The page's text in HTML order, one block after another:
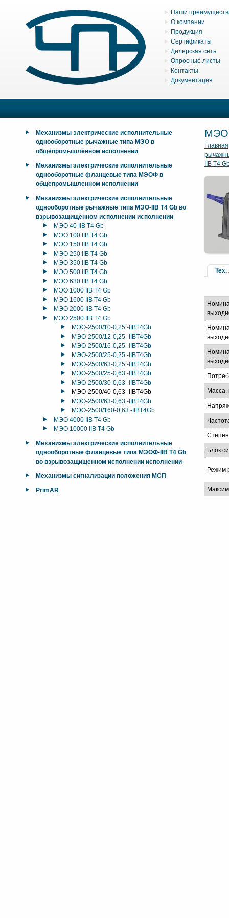
Наши
О компании
Продукция
Сертификаты
Дилерская сеть
Опросные листы
Контакты
Документация
Механизмы электрические исполнительные
однооборотные рычажные типа МЭО в
общепромышленном исполнении
Механизмы электрические исполнительные
однооборотные фланцевые типа МЭОФ в
общепромышленном исполнении
Механизмы электрические исполнительные
однооборотные рычажные типа МЭО-IIB T4 Gb во
взрывозащищенном исполнении исполнении
МЭО 40 IIB T4 Gb
МЭО 100 IIB T4 Gb
МЭО 150 IIB T4 Gb
МЭО 250 IIB T4 Gb
МЭО 350 IIB T4 Gb
МЭО 500 IIB T4 Gb
МЭО 630 IIB T4 Gb
МЭО 1000 IIB T4 Gb
МЭО 1600 IIB T4 Gb
МЭО 2000 IIB T4 Gb
МЭО 2500 IIB T4 Gb
МЭО-2500/10-0,25 -IIBT4Gb
МЭО-2500/12-0,25 -IIBT4Gb
МЭО-2500/16-0,25 -IIBT4Gb
МЭО-2500/25-0,25 -IIBT4Gb
МЭО-2500/63-0,25 -IIBT4Gb
МЭО-2500/25-0,63 -IIBT4Gb
МЭО-2500/30-0,63 -IIBT4Gb
МЭО-2500/40-0,63 -IIBT4Gb
МЭО-2500/63-0,63 -IIBT4Gb
МЭО-2500/160-0,63 -IIBT4Gb
МЭО 4000 IIB T4 Gb
МЭО 10000 IIB T4 Gb
Механизмы электрические исполнительные
однооборотные фланцевые типа МЭОФ-IIB T4 Gb
во взрывозащищенном исполнении исполнении
Механизмы сигнализации положения МСП
PrimAR
МЭО
Главная
IIB T4
Тех.
Масса,
Блок
Режим